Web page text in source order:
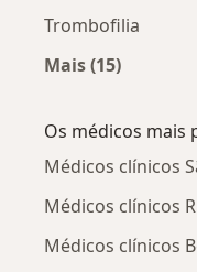
Trombofilia
Mais (15)
Os médicos mais
Médicos clínicos
Médicos clínicos
Médicos clínicos